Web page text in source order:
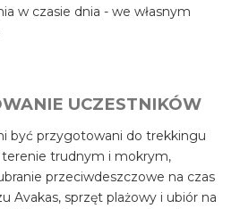
w czasie dnia - we własnym
UCZESTNIKÓW
być przygotowani do trekkingu
terenie trudnym i mokrym,
przeciwdeszczowe na czas
Avakas, sprzęt plażowy i ubiór na